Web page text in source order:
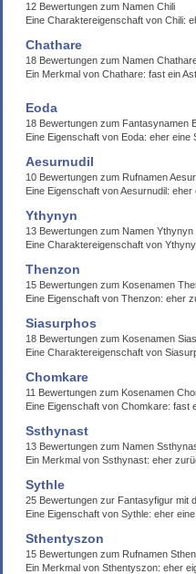
12 Bewertungen zum Namen Chili
Eine Charaktereigenschaft von Chili:
Chathare
18 Bewertungen zum Namen
Ein Merkmal von Chathare: fast ein
Eoda
18 Bewertungen zum Fantasynamen
Eine Eigenschaft von Eoda: eher eine
Aesurnudil
10 Bewertungen zum Rufnamen
Eine Eigenschaft von Aesurnudil: eher
Ythynyn
13 Bewertungen zum Namen Ythynyn
Eine Charaktereigenschaft von
Thenzon
15 Bewertungen zum Kosenamen
Eine Eigenschaft von Thenzon: eher
Siasurphos
18 Bewertungen zum Kosenamen
Eine Charaktereigenschaft von
Chomkare
11 Bewertungen zum Kosenamen
Eine Eigenschaft von Chomkare: fast
Ssthynast
13 Bewertungen zum Namen
Ein Merkmal von Ssthynast: eher
Sythle
25 Bewertungen zur Fantasyfigur mit
Eine Eigenschaft von Sythle: eher
Sthentyszon
15 Bewertungen zum Rufnamen
Ein Merkmal von Sthentyszon: eher